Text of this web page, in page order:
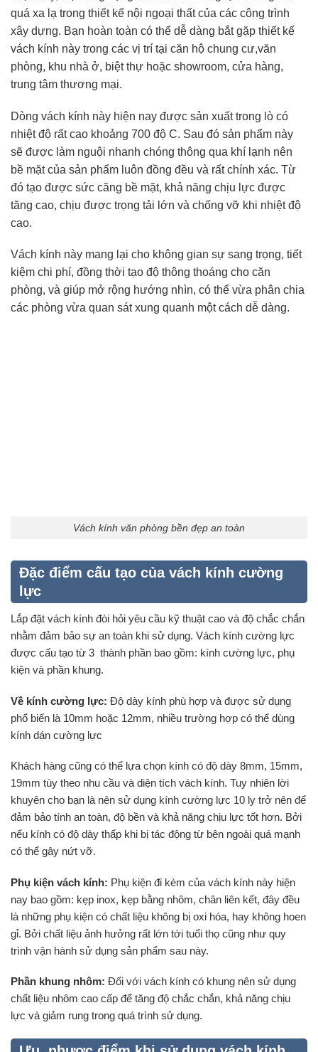
quá xa lạ trong thiết kế nội ngoại thất của các công trình
xây dựng. Bạn hoàn toàn có thể dễ dàng bắt gặp thiết kế
vách kính này trong các vị trí tại căn hộ chung cư,văn
phòng, khu nhà ở, biệt thự hoặc showroom, cửa hàng,
trung tâm thương mại.
Dòng vách kính này hiện nay được sản xuất trong lò có
nhiệt độ rất cao khoảng 700 độ C. Sau đó sản phẩm này
sẽ được làm nguội nhanh chóng thông qua khí lạnh nên
bề mặt của sản phẩm luôn đồng đều và rất chính xác. Từ
đó tạo được sức căng bề mặt, khả năng chịu lực được
tăng cao, chịu được trọng tải lớn và chống vỡ khi nhiệt độ
cao.
Vách kính này mang lại cho không gian sự sang trọng, tiết
kiệm chi phí, đồng thời tạo độ thông thoáng cho căn
phòng, và giúp mở rộng hướng nhìn, có thể vừa phân chia
các phòng vừa quan sát xung quanh một cách dễ dàng.
Vách kính văn phòng bền đẹp an toàn
Đặc điểm cấu tạo của vách kính cường
lực
Lắp đặt vách kính đòi hỏi yêu cầu kỹ thuật cao và độ chắc chắn
nhằm đảm bảo sự an toàn khi sử dụng. Vách kính cường lực
được cấu tạo từ 3 thành phần bao gồm: kính cường lực, phụ
kiện và phần khung.
Về kính cường lực: Độ dày kính phù hợp và được sử dụng
phổ biến là 10mm hoặc 12mm, nhiều trường hợp có thể dùng
kính dán cường lực
Khách hàng cũng có thể lựa chọn kính có độ dày 8mm, 15mm,
19mm tùy theo nhu cầu và diện tích vách kính. Tuy nhiên lời
khuyên cho bạn là nên sử dụng kính cường lực 10 ly trở nên để
đảm bảo tính an toàn, độ bền và khả năng chịu lực tốt hơn. Bởi
nếu kính có độ dày thấp khi bị tác động từ bên ngoài quá mạnh
có thể gây nứt vỡ.
Phụ kiện vách kính: Phụ kiện đi kèm của vách kính này hiện
nay bao gồm: kẹp inox, kẹp bằng nhôm, chân liên kết, đây đều
là những phụ kiện có chất liệu không bị oxi hóa, hay không hoen
gỉ. Bởi chất liệu ảnh hưởng rất lớn tới tuổi thọ cũng như quy
trình vận hành sử dụng sản phẩm sau này.
Phần khung nhôm: Đối với vách kính có khung nên sử dụng
chất liệu nhôm cao cấp để tăng độ chắc chắn, khả năng chịu
lực và giảm rung trong quá trình sử dụng.